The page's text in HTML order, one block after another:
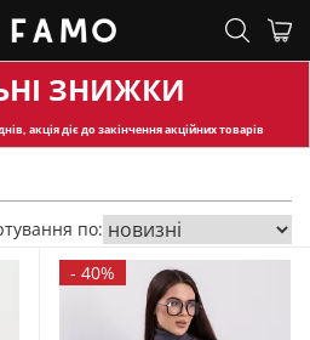
ЗНИЖКИ
акція діє до закінчення акційних товарів
по:
- 40%